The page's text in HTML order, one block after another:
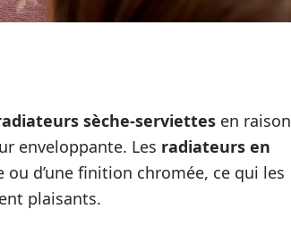
sèche-serviettes en raison
enveloppante. Les radiateurs en
d’une finition chromée, ce qui les
plaisants.